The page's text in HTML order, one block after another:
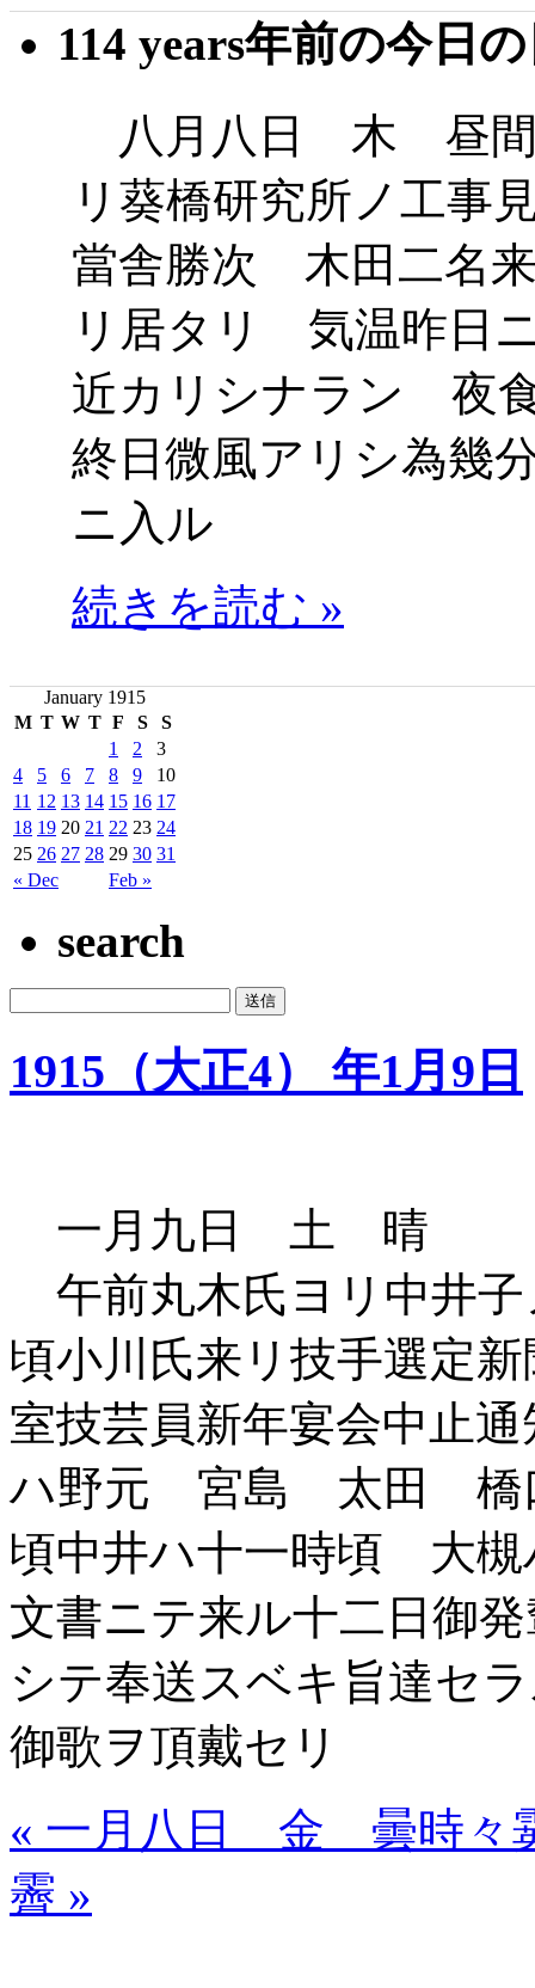
114 years年前の今日
八月八日 木 昼間
リ葵橋研究所ノ工事
當舎勝次 木田二名
リ居タリ 気温昨日
近カリシナラン 夜
終日微風アリシ為幾
ニ入ル
続きを読む »
January 1915
M T W T F S S
« Dec Feb »
1 2
3
4
5 6 7 8 9
10
11 12 13 14 15 16 17
18 19 20 21 22 23 24
25 26 27 28 29 30 31
search
1915（大正4） 年1月9日
一月九日 土 晴
午前丸木氏ヨリ中井
頃小川氏来リ技手選定
室技芸員新年宴会中止
ハ野元 宮島 太田 橋
頃中井ハ十一時頃 大
文書ニテ来ル十二日御
シテ奉送スベキ旨達セ
御歌ヲ頂戴セリ
« 一月八日 金 曇時々
霽 »